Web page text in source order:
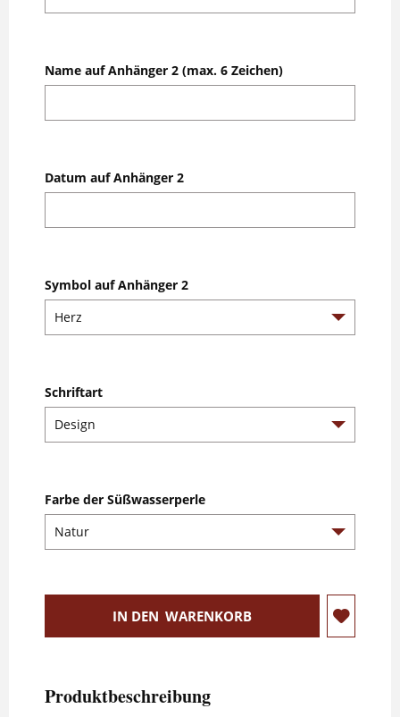
Name auf Anhänger 2 (max. 6 Zeichen)
Datum auf Anhänger 2
Symbol auf Anhänger 2
Schriftart
Farbe der Süßwasserperle
IN DEN WARENKORB
Produktbeschreibung